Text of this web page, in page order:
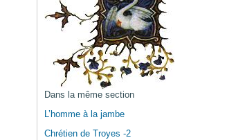
Dans la même section
L’homme à la jambe
Chrétien de Troyes -2